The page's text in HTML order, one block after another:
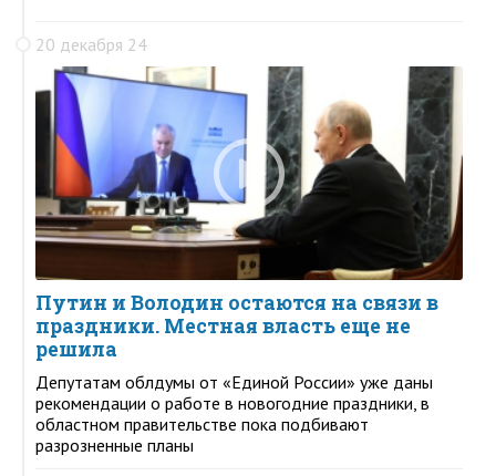
20 декабря 24
Путин и Володин остаются на связи в
праздники. Местная власть еще не
решила
Депутатам облдумы от «Единой России» уже даны
рекомендации о работе в новогодние праздники, в
областном правительстве пока подбивают
разрозненные планы